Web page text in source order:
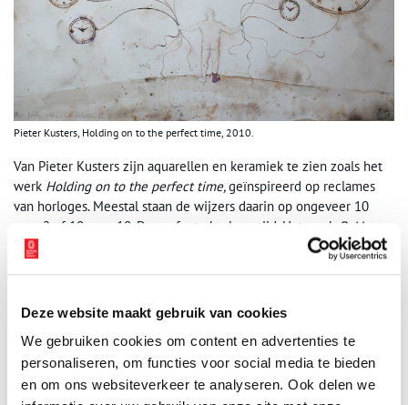
Deze website maakt gebruik van cookies
We gebruiken cookies om content en advertenties te
personaliseren, om functies voor social media te bieden
en om ons websiteverkeer te analyseren. Ook delen we
Pieter Kusters, Holding on to the perfect time, 2010.
Van Pieter Kusters zijn aquarellen en keramiek te zien zoals het
werk Holding on to the perfect time,geïnspireerd op reclames
van horloges. Meestal staan de wijzers daarin op ongeveer 10
voor 2 of 10 over 10. De perfecte horloge tijd. Het werk Bakkers
droom
verwijst naar een middeleeuwse houten gevangeniscel,
opgesloten in een zeer kleine ruimte voor een zeer akelige,
Guido van der Werve toontNummer negen (The day I didn’t turn
with the world) 2007.Voor dit videowerk heeft hij 24 uur op de as
van de wereld, op de Noordpool, doorgebracht. Een heel etmaal
draaide hij niet met de aarde mee, maar draaide de planeet om